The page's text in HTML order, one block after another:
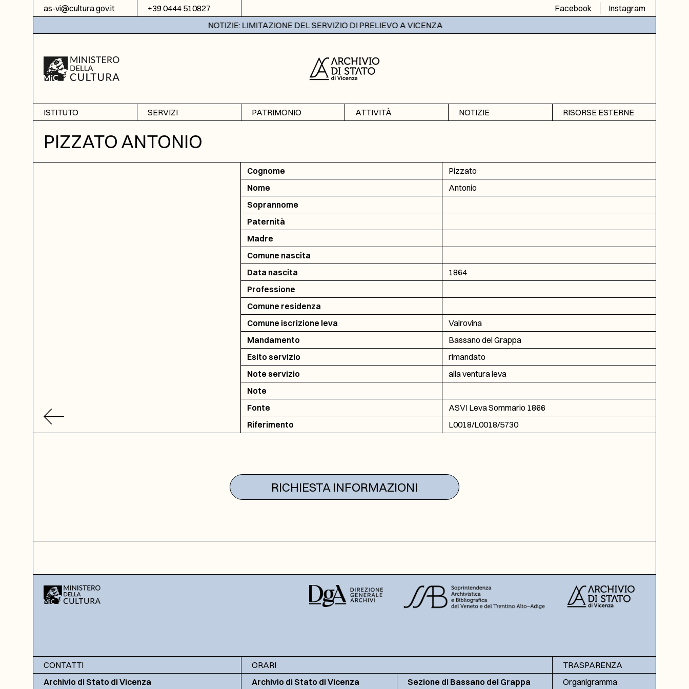
Vai al contenuto
as-vi@cultura.gov.it +39 0444 510827 Facebook
Instagram
NOTIZIE: LIMITAZIONE DEL SERVIZIO DI PRELIEVO A VICENZA
ISTITUTO
Informazioni
Sezione di Bassano del
SERVIZI
Ricerche
Fotoriproduzione
PATRIMONIO
ATTIVITÀ
NOTIZIE
RISORSE ESTERNE
DGA
ICAR
PIZZATO ANTONIO
Cognome
Pizzato
Nome
Antonio
Soprannome
Paternità
Madre
Comune nascita
Data nascita
1864
Professione
Comune residenza
Comune iscrizione leva
Valrovina
Mandamento
Bassano del Grappa
Esito servizio
rimandato
Note servizio
alla ventura leva
Note
Fonte
ASVI Leva Sommario 1866
Riferimento
L0018/L0018/5730
RICHIESTA INFORMAZIONI
CONTATTI
Archivio di Stato di Vicenza
ORARI
Archivio di Stato di Vicenza
Sezione di Bassano del Grappa
TRASPARENZA
Organigramma